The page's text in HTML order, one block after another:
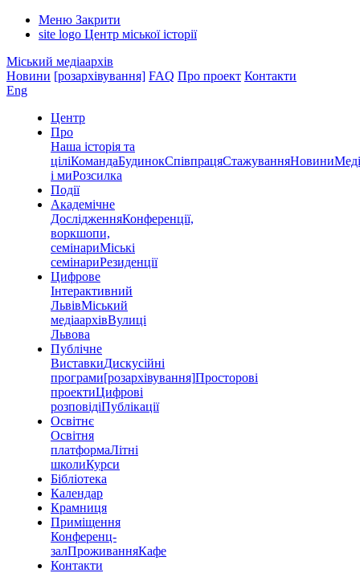
Меню Закрити
site logo Центр міської історії
Міський медіаархів
Новини [розархівування] FAQ Про проект Контакти
Eng
Центр
Про
Наша історія та
ціліКомандаБудинокСпівпрацяСтажуванняНовини
і миРозсилка
Події
Академічне
ДослідженняКонференції,
воркшопи,
семінариМіські
семінариРезиденції
Цифрове
Інтерактивний
ЛьвівМіський
медіаархівВулиці
Львова
Публічне
ВиставкиДискусійні
програми[розархівування]Просторові
проектиЦифрові
розповідіПублікації
Освітнє
Освітня
платформаЛітні
школиКурси
Бібліотека
Календар
Крамниця
Приміщення
Конференц-
залПроживанняКафе
Контакти